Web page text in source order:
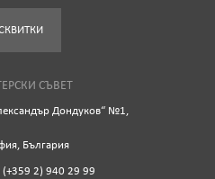
СЪВЕТ
Дондуков“ №1,
България
(+359 2) 940 29 99